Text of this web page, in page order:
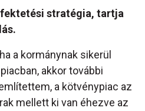
stratégia, tartja
a kormánynak sikerül
akkor további
a kötvénypiac az
mellett ki van éhezve az